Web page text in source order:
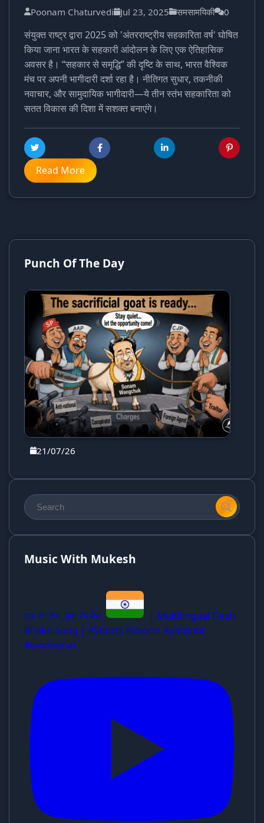
Poonam Chaturvedi Jul 23, 2025 समसामयिकी 0
संयुक्त राष्ट्र द्वारा 2025 को 'अंतरराष्ट्रीय सहकारिता वर्ष' घोषित
किया जाना भारत के सहकारी आंदोलन के लिए एक ऐतिहासिक
अवसर है। “सहकार से समृद्धि” की दृष्टि के साथ, भारत वैश्विक
मंच पर अपनी भागीदारी दर्शा रहा है। नीतिगत सुधार, तकनीकी
नवाचार, और सामुदायिक भागीदारी—ये तीन स्तंभ सहकारिता को
सतत विकास की दिशा में सशक्त बनाएंगे।
Read More
Punch Of The Day
21/07/26
Music With Mukesh
एक रंग तेरा, एक रंग मेरा
| Multilingual Desh
Bhakti Song | #Shorts #shorts #patriotic
#emotional